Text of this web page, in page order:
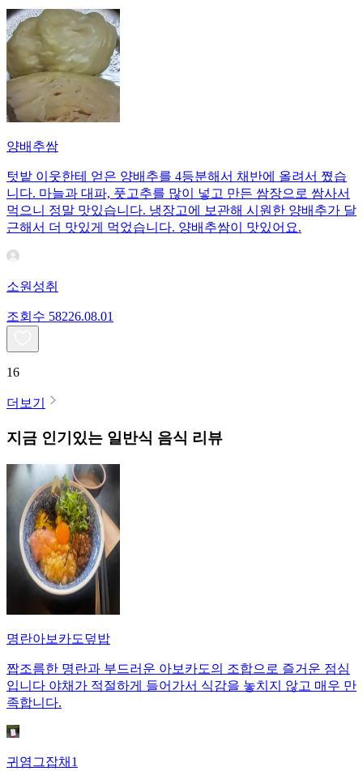
양배추쌈
텃밭 이웃한테 얻은 양배추를 4등분해서 채반에 올려서 쪘습
니다. 마늘과 대파, 풋고추를 많이 넣고 만든 쌈장으로 쌈사서
먹으니 정말 맛있습니다. 냉장고에 보관해 시원한 양배추가 달
근해서 더 맛있게 먹었습니다. 양배추쌈이 맛있어요.
소원성취
조회수 58226.08.01
16
더보기
지금 인기있는 일반식 음식 리뷰
명란아보카도덮밥
짭조름한 명란과 부드러운 아보카도의 조합으로 즐거운 점심
입니다 야채가 적절하게 들어가서 식감을 놓치지 않고 매우 만
족합니다.
귀염그잡채1